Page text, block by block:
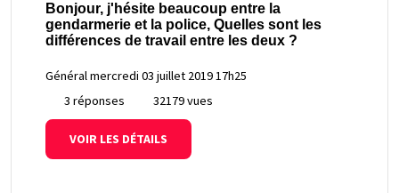
Bonjour, j'hésite beaucoup entre la
gendarmerie et la police, Quelles sont les
différences de travail entre les deux ?
Généralmercredi 03 juillet 2019 17h25
3 réponses
32179 vues
VOIR LES DÉTAILS